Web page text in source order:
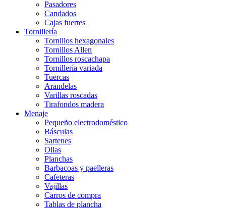
Pasadores
Candados
Cajas fuertes
Tornillería
Tornillos hexagonales
Tornillos Allen
Tornillos roscachapa
Tornillería variada
Tuercas
Arandelas
Varillas roscadas
Tirafondos madera
Menaje
Pequeño electrodoméstico
Básculas
Sartenes
Ollas
Planchas
Barbacoas y paelleras
Cafeteras
Vajillas
Carros de compra
Tablas de plancha